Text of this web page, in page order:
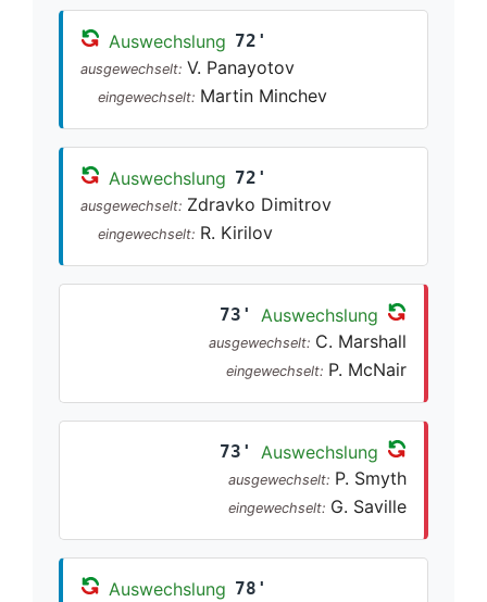
Auswechslung 72'
ausgewechselt: V. Panayotov
eingewechselt: Martin Minchev
Auswechslung 72'
ausgewechselt: Zdravko Dimitrov
eingewechselt: R. Kirilov
73' Auswechslung
ausgewechselt: C. Marshall
eingewechselt: P. McNair
73' Auswechslung
ausgewechselt: P. Smyth
eingewechselt: G. Saville
Auswechslung 78'